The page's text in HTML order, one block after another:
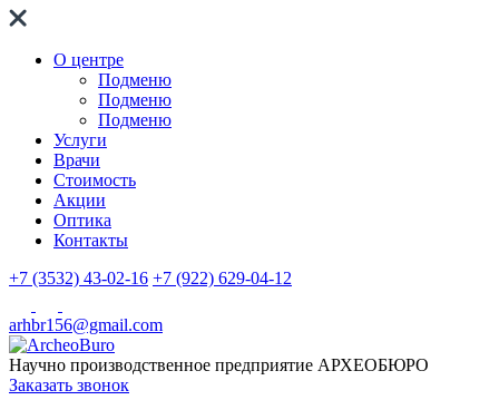
О центре
Подменю
Подменю
Подменю
Услуги
Врачи
Стоимость
Акции
Оптика
Контакты
+7 (3532) 43-02-16 +7 (922) 629-04-12
arhbr156@gmail.com
Научно производственное предприятие АРХЕОБЮРО
Заказать звонок